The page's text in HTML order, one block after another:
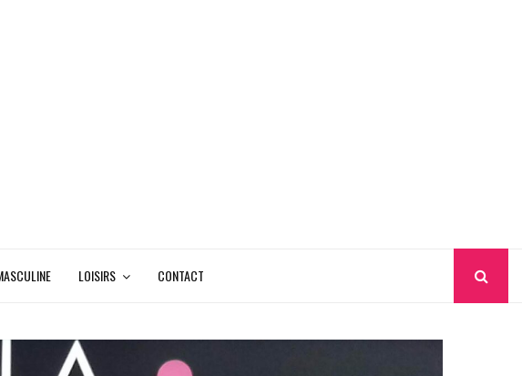
LOISIRS CONTACT